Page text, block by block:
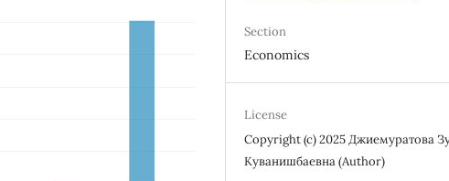
Section
Economics
License
Copyright (c) 2025 Джиемуратова
Куванишбаевна (Author)